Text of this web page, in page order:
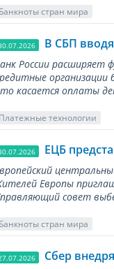
Банкноты стран мира
В СБП
России расширяет
организации
касается оплаты
Платежные технологии
ЕЦБ
Европы
совет
Банкноты стран мира
Сбер